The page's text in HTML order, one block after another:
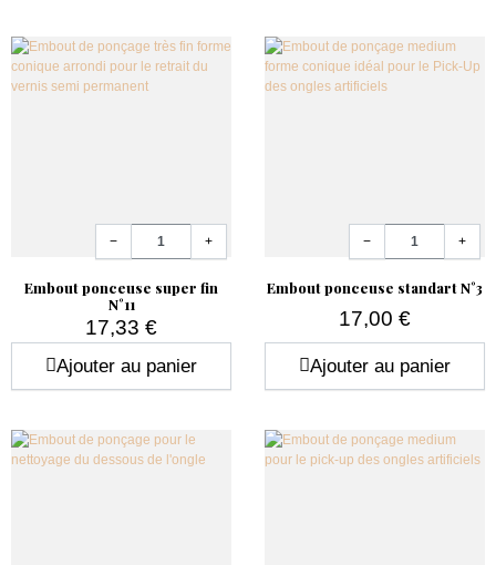
Embout ponceuse super fin
N°11
17,33 €
− +
Ajouter au panier
Embout ponceuse standart N°3
Prix
17,00 €
− +
Ajouter au panier